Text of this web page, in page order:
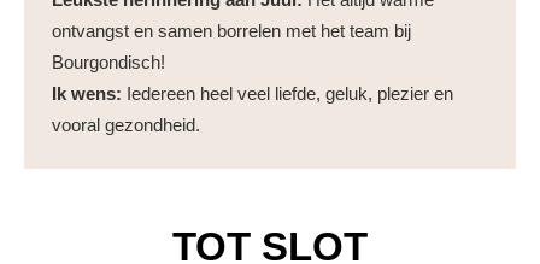
ontvangst en samen borrelen met het team bij
Bourgondisch!
Ik wens: Iedereen heel veel liefde, geluk, plezier en
vooral gezondheid.
TOT SLOT